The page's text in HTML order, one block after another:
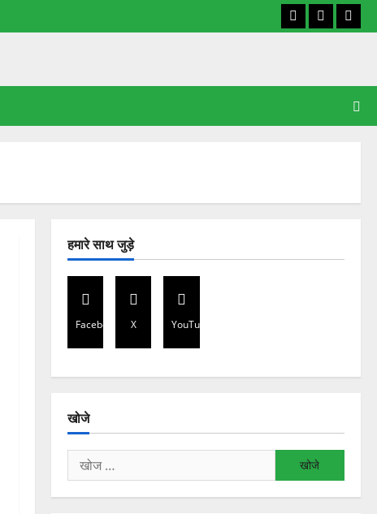
Facebook
X
हमारे साथ जुड़े
Facebook X YouTube
खोजे
निम्न
को
खोजें: